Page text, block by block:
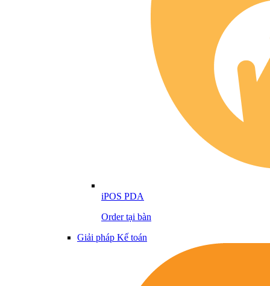
iPOS PDA
Order tại bàn
Giải pháp Kế toán